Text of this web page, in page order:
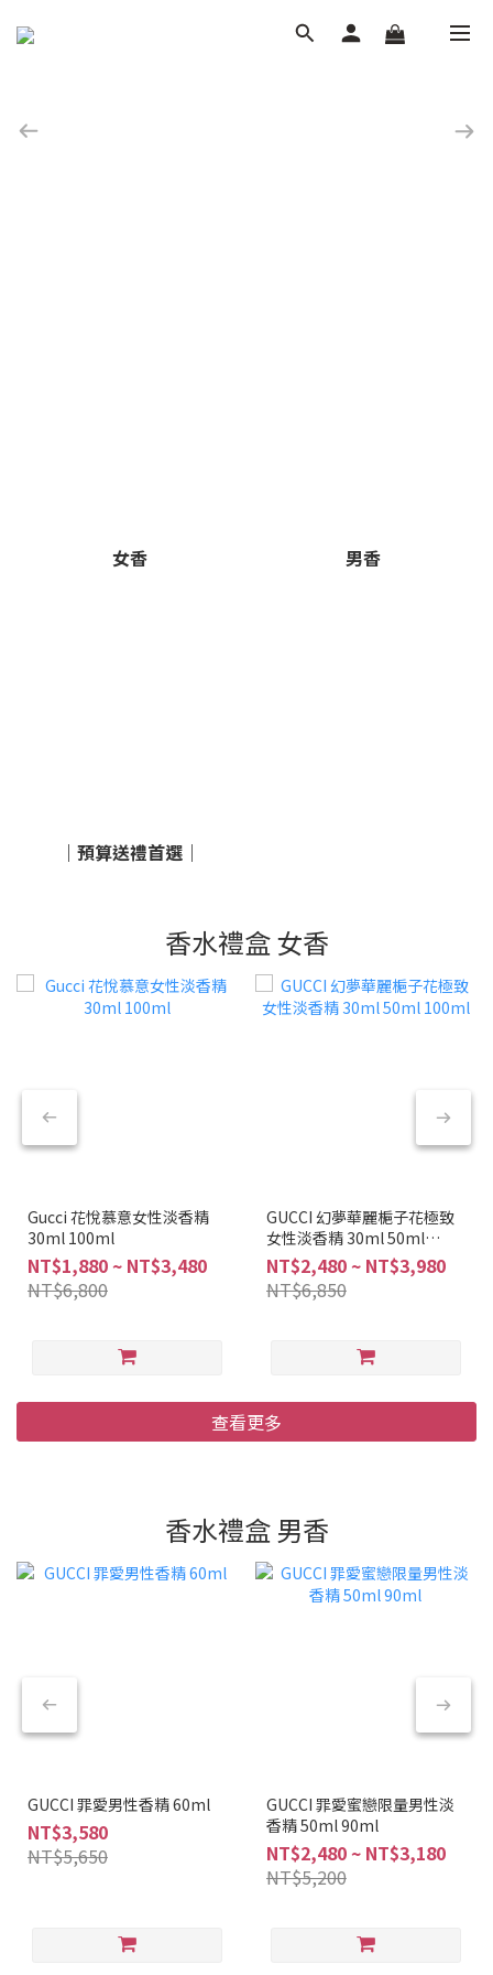
女香 男香
｜預算送禮首選｜
香水禮盒 女香
Gucci 花悅慕意女性淡香精
30ml 100ml
NT$1,880 ~ NT$3,480
NT$6,800
GUCCI 幻夢華麗梔子花極致
女性淡香精 30ml 50ml
100ml
NT$2,480 ~ NT$3,980
NT$6,850
查看更多
香水禮盒 男香
GUCCI 罪愛男性香精 60ml
NT$3,580
NT$5,650
GUCCI 罪愛蜜戀限量男性淡
香精 50ml 90ml
NT$2,480 ~ NT$3,180
NT$5,200